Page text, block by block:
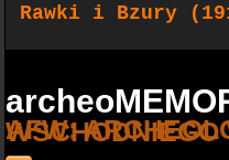
Rawki i Bzury
AFW: ARCHEOLOGIA